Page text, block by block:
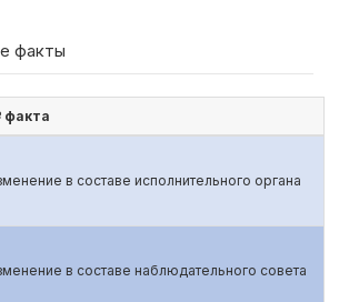
факты
в составе исполнительного органа
в составе наблюдательного совета